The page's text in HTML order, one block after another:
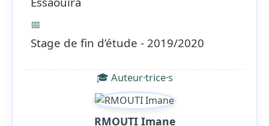
📅
Stage de fin d’étude - 2019/2020
🎓 Auteur·trice·s
RMOUTI Imane